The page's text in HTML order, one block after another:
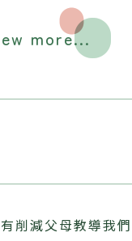
more...
削減父母教導我